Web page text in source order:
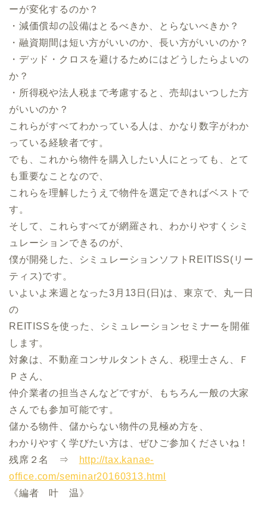
ーが変化するのか？
・減価償却の設備はとるべきか、とらないべきか？
・融資期間は短い方がいいのか、長い方がいいのか？
・デッド・クロスを避けるためにはどうしたらよいの
か？
・所得税や法人税まで考慮すると、売却はいつした方
がいいのか？
これらがすべてわかっている人は、かなり数字がわか
っている経験者です。
でも、これから物件を購入したい人にとっても、とて
も重要なことなので、
これらを理解したうえで物件を選定できればベストで
す。
そして、これらすべてが網羅され、わかりやすくシミ
ュレーションできるのが、
僕が開発した、シミュレーションソフトREITISS(リー
ティス)です。
いよいよ来週となった3月13日(日)は、東京で、丸一日
の
REITISSを使った、シミュレーションセミナーを開催
します。
対象は、不動産コンサルタントさん、税理士さん、Ｆ
Ｐさん、
仲介業者の担当さんなどですが、もちろん一般の大家
さんでも参加可能です。
儲かる物件、儲からない物件の見極め方を、
わかりやすく学びたい方は、ぜひご参加くださいね！
残席２名 ⇒
http://tax.kanae-
office.com/seminar20160313.html
《編者 叶 温》